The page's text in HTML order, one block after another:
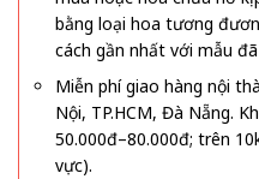
bằng loại hoa tương
cách gần nhất với mẫu
Miễn phí giao hàng nội
Nội, TP.HCM, Đà Nẵng.
50.000đ–80.000đ; trên
vực).